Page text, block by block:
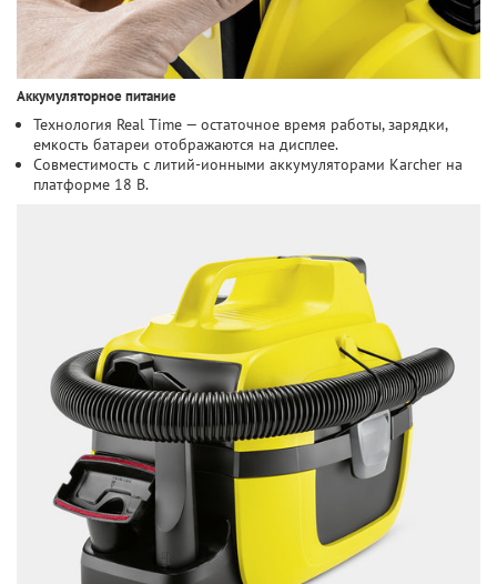
Аккумуляторное питание
Технология Real Time — остаточное время работы, зарядки,
емкость батареи отображаются на дисплее.
Совместимость с литий-ионными аккумуляторами Karcher на
платформе 18 B.